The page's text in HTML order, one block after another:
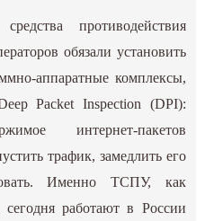
противодействия
обязали установить
аппаратные комплексы,
Packet Inspection (DPI):
интернет-пакетов
трафик, замедлить его
Именно ТСПУ, как
работают в России